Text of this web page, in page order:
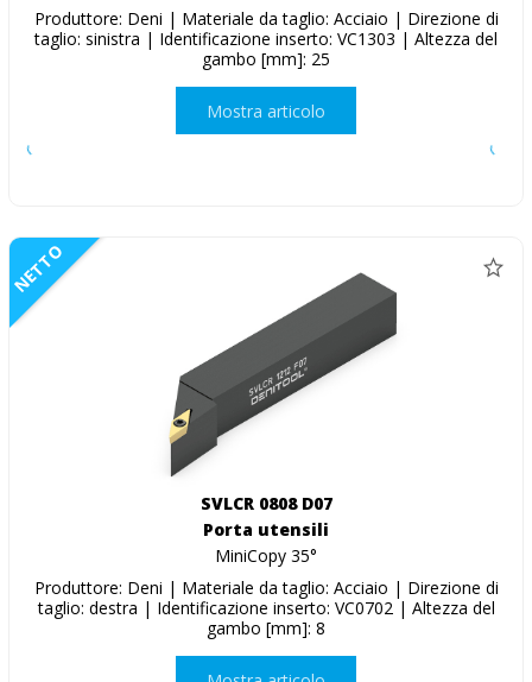
Produttore: Deni | Materiale da taglio: Acciaio | Direzione di
taglio: sinistra | Identificazione inserto: VC1303 | Altezza del
gambo [mm]: 25
Mostra articolo
NETTO
SVLCR 0808 D07
Porta utensili
MiniCopy 35°
Produttore: Deni | Materiale da taglio: Acciaio | Direzione di
taglio: destra | Identificazione inserto: VC0702 | Altezza del
gambo [mm]: 8